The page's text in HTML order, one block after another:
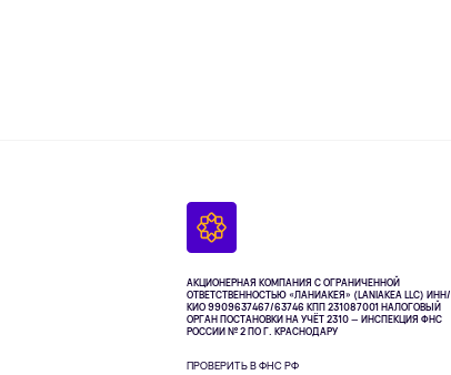
АКЦИОНЕРНАЯ КОМПАНИЯ С ОГРАНИЧЕННОЙ
ОТВЕТСТВЕННОСТЬЮ «ЛАНИАКЕЯ» (LANIAKEA LLC) ИНН/
КИО 9909637467/63746 КПП 231087001НАЛОГОВЫЙ
ОРГАН ПОСТАНОВКИ НА УЧЁТ 2310 — ИНСПЕКЦИЯ ФНС
РОССИИ № 2 ПО Г. КРАСНОДАРУ
ПРОВЕРИТЬ В ФНС РФ